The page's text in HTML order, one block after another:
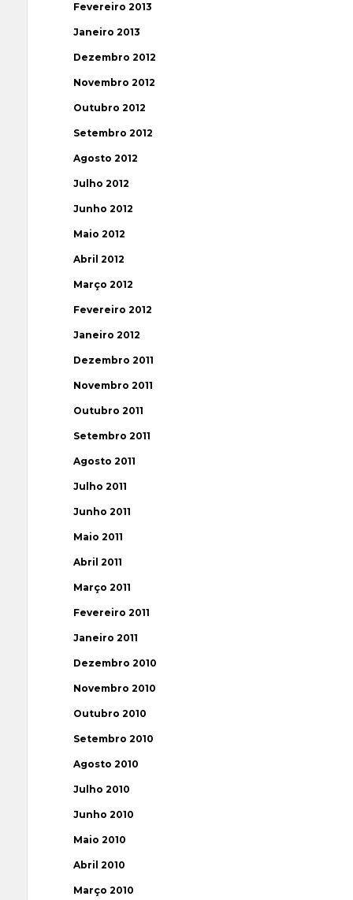
Fevereiro 2013
Janeiro 2013
Dezembro 2012
Novembro 2012
Outubro 2012
Setembro 2012
Agosto 2012
Julho 2012
Junho 2012
Maio 2012
Abril 2012
Março 2012
Fevereiro 2012
Janeiro 2012
Dezembro 2011
Novembro 2011
Outubro 2011
Setembro 2011
Agosto 2011
Julho 2011
Junho 2011
Maio 2011
Abril 2011
Março 2011
Fevereiro 2011
Janeiro 2011
Dezembro 2010
Novembro 2010
Outubro 2010
Setembro 2010
Agosto 2010
Julho 2010
Junho 2010
Maio 2010
Abril 2010
Março 2010